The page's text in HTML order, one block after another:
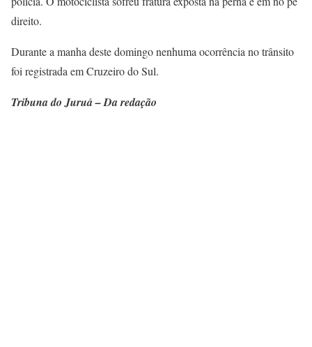
direito.
Durante a manha deste domingo nenhuma ocorrência no trânsito
foi registrada em Cruzeiro do Sul.
Tribuna do Juruá – Da redação